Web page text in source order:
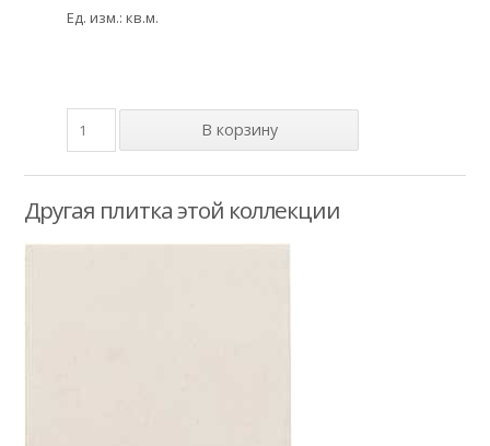
Ед. изм.: кв.м.
Другая плитка этой коллекции